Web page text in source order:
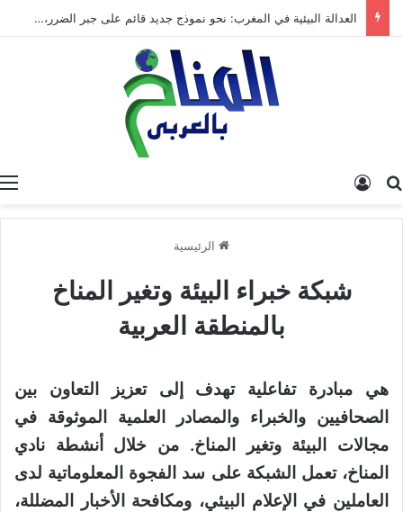
العدالة البيئية في المغرب: نحو نموذج جديد قائم على جبر الضرر، دراسة تحليلية.
البحث عن
الرئيسية
شبكة خبراء البيئة وتغير المناخ
بالمنطقة العربية
هي مبادرة تفاعليةتهدف إلى تعزيز التعاون بين
الصحافيين والخبراء والمصادر العلمية الموثوقة في
مجالات البيئة وتغير المناخ. من خلال أنشطة نادي
المناخ، تعمل الشبكة على سد الفجوة المعلوماتية لدى
العاملين في الإعلام البيئي، ومكافحة الأخبار المضللة،